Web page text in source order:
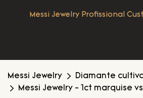
Messi Jewelry Profissional
Messi Jewelry Diamante
Messi Jewelry - 1ct marquise